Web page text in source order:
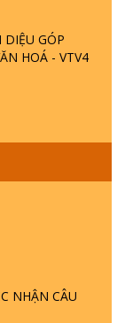
GÓP
HOÁ - VTV4
NHẬN CÂU
49 NĂM
HOA LÀ
|